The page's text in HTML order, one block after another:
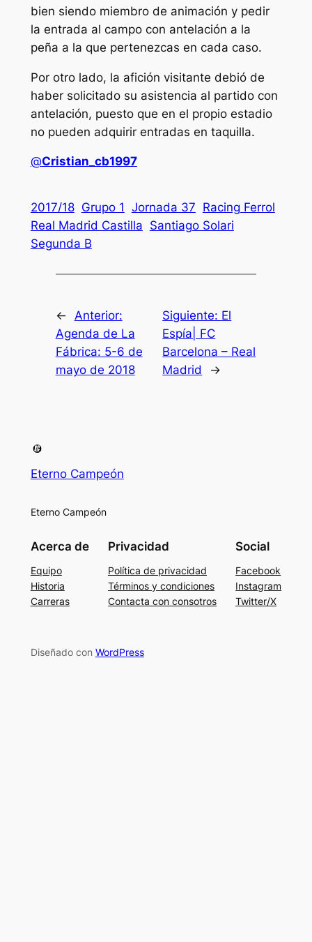
bien siendo miembro de animación y pedir
la entrada al campo con antelación a la
peña a la que pertenezcas en cada caso.
Por otro lado, la afición visitante debió de
haber solicitado su asistencia al partido con
antelación, puesto que en el propio estadio
no pueden adquirir entradas en taquilla.
@Cristian_cb1997
2017/18 Grupo 1 Jornada 37 Racing Ferrol
Real Madrid Castilla Santiago Solari
Segunda B
← Anterior:
Agenda de La
Fábrica: 5-6 de
mayo de 2018
Siguiente: El
Espía| FC
Barcelona – Real
Madrid
→
Eterno Campeón
Eterno Campeón
Acerca de
Equipo
Historia
Carreras
Privacidad
Política de privacidad
Términos y condiciones
Contacta con consotros
Social
Facebook
Instagram
Twitter/X
Diseñado con WordPress